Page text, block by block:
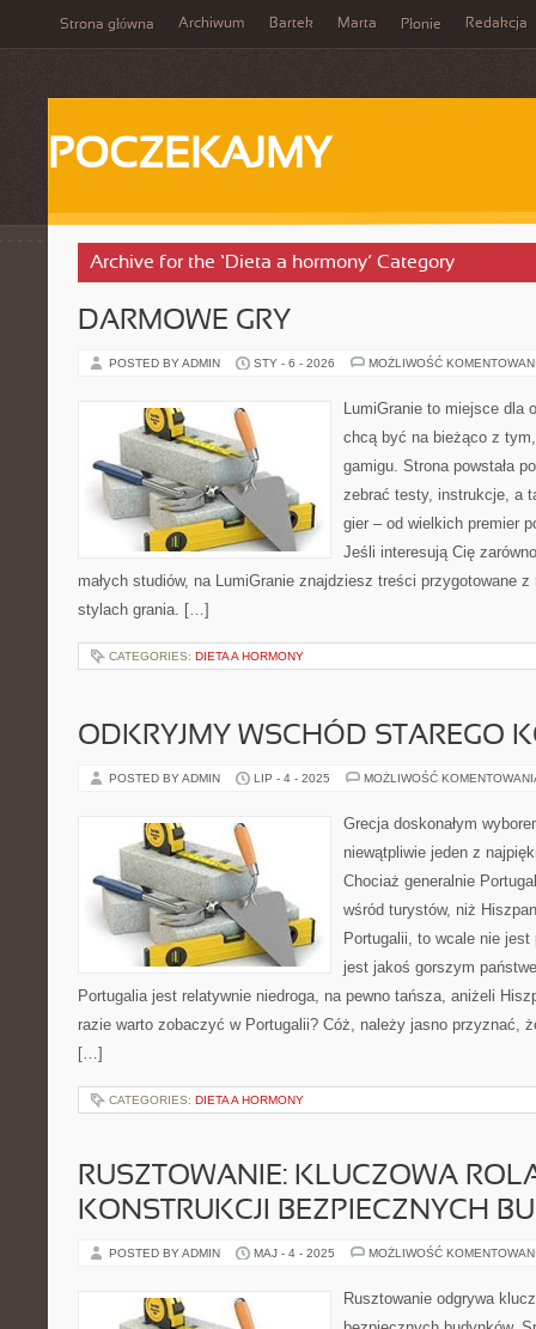
Strona główna Archiwum Bartek Marta Płonie Redakcja
POCZEKAJMY
Archive for the ‘Dieta a hormony’ Category
DARMOWE GRY
POSTED BY ADMIN STY - 6 - 2026 MOŻLIWOŚĆ
LumiGranie to miejsce dla
chcą być na bieżąco z
gamigu. Strona powstała
zebrać testy, instrukcje, a
gier – od wielkich premier
Jeśli interesują Cię
małych studiów, na LumiGranie znajdziesz treści przygotowane
stylach grania. […]
CATEGORIES: DIETA A HORMONY
ODKRYJMY WSCHÓD STAREGO
POSTED BY ADMIN LIP - 4 - 2025 MOŻLIWOŚĆ
Grecja doskonałym
niewątpliwie jeden z
Chociaż generalnie
wśród turystów, niż
Portugalii, to wcale nie
jest jakoś gorszym
Portugalia jest relatywnie niedroga, na pewno tańsza, aniżeli
razie warto zobaczyć w Portugalii? Cóż, należy jasno przyznać,
[…]
CATEGORIES: DIETA A HORMONY
RUSZTOWANIE: KLUCZOWA
KONSTRUKCJI BEZPIECZNYCH
POSTED BY ADMIN MAJ - 4 - 2025 MOŻLIWOŚĆ
Rusztowanie odgrywa